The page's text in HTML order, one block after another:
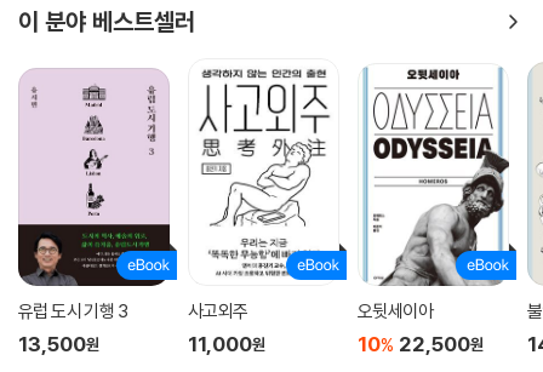
이 분야 베스트셀러
유럽 도시 기행 3
13,500원
사고외주
11,000원
오뒷세이아
10% 22,500원